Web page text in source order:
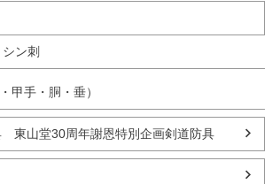
ン刺
甲手・胴・垂）
東山堂30周年謝恩特別企画剣道防具